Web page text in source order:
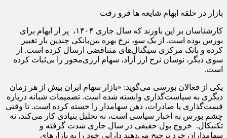
بازار در حلقه ابهام شایعه ها فرو رفت
کارشناسان بر این باورند که سال جاری ۱۴۰۴، پر از ابهام برای
بورس بوده است. از یک سو، نرخ بهره بین‌بانکی چندین بار تغییر
کرده و بانک مرکزی سیگنال‌های متناقضی ارسال کرده است. از
سوی دیگر، نوسان نرخ ارز آزاد، سهام ارزی‌محور را بی‌ثبات کرده
است.
یکی از فعالان بورسی می‌گوید: «بازار سهام ایران بیش از هر زمان
دیگری به سیاست‌گذاری وابسته شده است. تصمیمات شبانه درباره
قیمت‌گذاری یا صادرات، ذهن سهامدار را خسته کرده است. تا وقتی
چشم بورس به اخبار سیاسی است، نه تحلیل بنیادی کار می‌کند، نه
تکنیکال. خروج پول حقیقی در سال جاری شدت گرفته و
سهامداران خرد ترجیح می‌دهند دارایی خود را به بازارهای